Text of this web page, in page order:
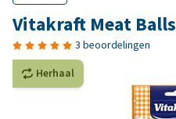
Vitakraft Meat Balls
3 beoordelingen
Herhaal